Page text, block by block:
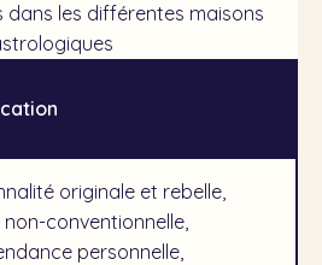
dans les différentes maisons
originale et rebelle,
non-conventionnelle,
personnelle,